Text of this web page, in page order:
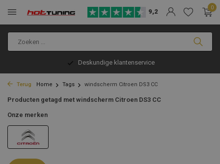
9,2
0
Deskundige klantenservice
Terug Home Tags windscherm Citroen DS3 CC
Producten getagd met windscherm Citroen DS3 CC
Onze merken